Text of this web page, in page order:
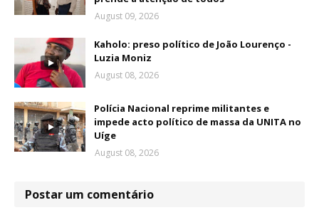
August 09, 2026
Kaholo: preso político de João Lourenço -
Luzia Moniz
August 08, 2026
Polícia Nacional reprime militantes e
impede acto político de massa da UNITA no
Uíge
August 08, 2026
Postar um comentário